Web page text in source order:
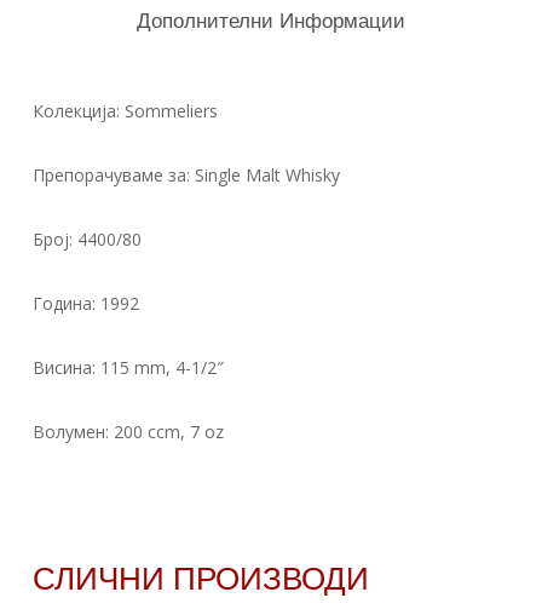
Дополнителни Информации
Колекција: Sommeliers
Препорачуваме за: Single Malt Whisky
Број: 4400/80
Година: 1992
Висина: 115 mm, 4-1/2″
Волумен: 200 ccm, 7 oz
СЛИЧНИ ПРОИЗВОДИ